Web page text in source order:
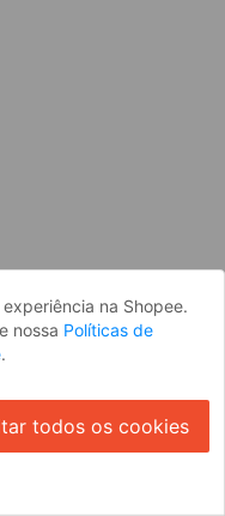
na Shopee.
nossa Políticas de
.
todos os cookies